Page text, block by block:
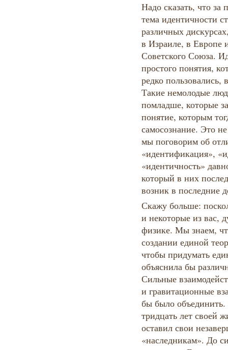
Надо сказать, что за
тема идентичности
различных
в Израиле, в Европе
Советского Союза.
простого понятия,
редко
Такие немолодые
помладше, которые
понятие, которым
самосознание. Это
мы поговорим об
«идентификация»,
«идентичность»
который в них
возник в последние
Скажу больше:
и некоторые из вас,
физике. Мы знаем,
создании единой
чтобы придумать
объяснила бы
Сильные
и гравитационные
бы было
тридцать лет своей
оставил свои
«наследникам». До